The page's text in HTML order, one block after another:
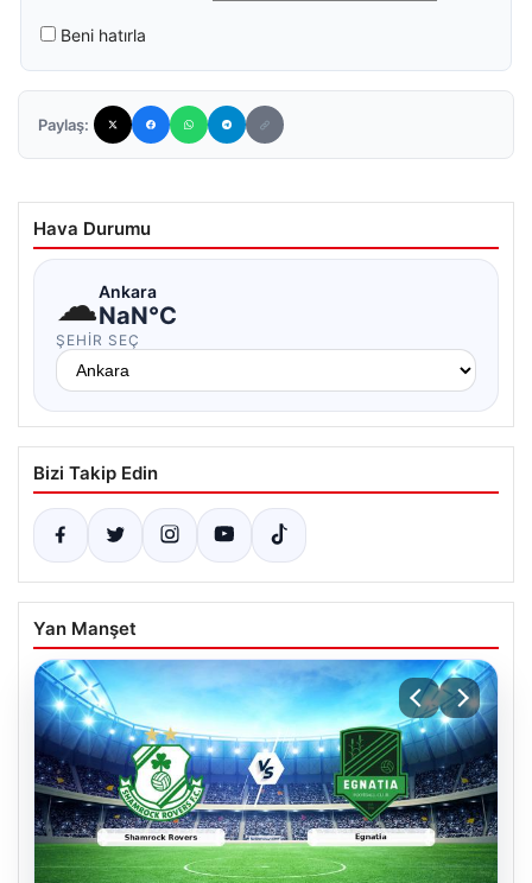
Beni hatırla
Paylaş:
Hava Durumu
☁Ankara
NaN°C
ŞEHIR SEÇ
Bizi Takip Edin
Yan Manşet